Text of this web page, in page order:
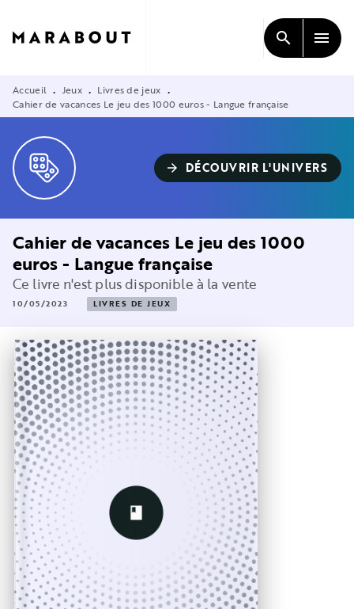
CONTENU
search menu
Accueil • Jeux • Livres de jeux •
Cahier de vacances Le jeu des 1000 euros - Langue française
arrow_forward DÉCOUVRIR L'UNIVERS
Cahier de vacances Le jeu des 1000
euros - Langue française
Ce livre n'est plus disponible à la vente
10/05/2023 LIVRES DE JEUX